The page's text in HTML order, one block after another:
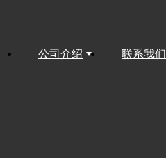
公司介绍 联系我们